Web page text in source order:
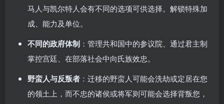
马人与凯尔特人会有不同的选项可供选择。解锁特殊加
成、能力及单位。
不同的政府体制 ：管理共和国中的参议院、通过君主制
掌控宫廷、在部落社会中向氏族效忠。
野蛮人与反叛者 ：迁移的野蛮人可能会洗劫或定居在您
的领土上，而不忠的诸侯或将军则可能会选择背叛您，